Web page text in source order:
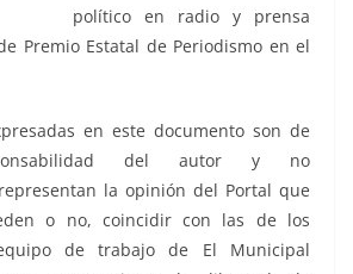
político en radio y prensa
Premio Estatal de Periodismo en el
en este documento son de
del autor y no
la opinión del Portal que
o no, coincidir con las de los
de trabajo de El Municipal